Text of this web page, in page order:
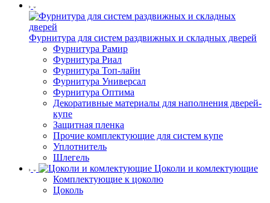
Фурнитура для систем раздвижных и складных дверей
Фурнитура Рамир
Фурнитура Риал
Фурнитура Топ-лайн
Фурнитура Универсал
Фурнитура Оптима
Декоративные материалы для наполнения дверей-
купе
Защитная пленка
Прочие комплектующие для систем купе
Уплотнитель
Шлегель
Цоколи и комлектующие
Комплектующие к цоколю
Цоколь